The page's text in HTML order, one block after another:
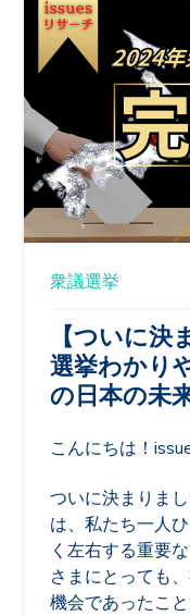
衆議選挙
【ついに
選挙わかり
の日本の未
こんにちは！
ついに決まりま
は、私たち一人
く左右する重要
さまにとっても
機会であったこと